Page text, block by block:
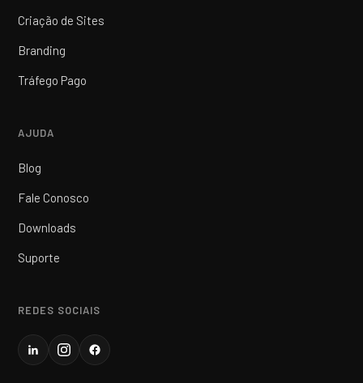
Criação de Sites
Branding
Tráfego Pago
AJUDA
Blog
Fale Conosco
Downloads
Suporte
REDES SOCIAIS